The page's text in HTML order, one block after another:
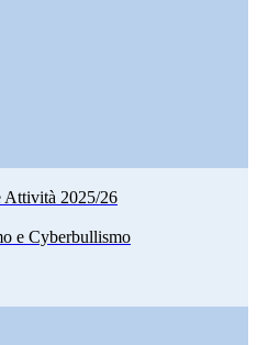
Attività 2025/26
e Cyberbullismo